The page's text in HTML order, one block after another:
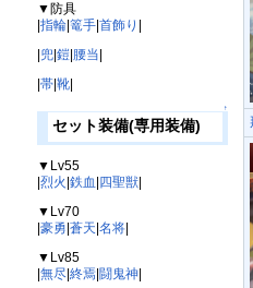
▼防具
指輪| 篭手| 首飾り
兜| 鎧| 腰当
|帯|靴|
↑
セット装備(専用装備)
▼Lv55
烈火 鉄血 四聖獣|
▼Lv70
|豪勇|蒼天|名将|
▼Lv85
|無尽|終焉|闘鬼神|